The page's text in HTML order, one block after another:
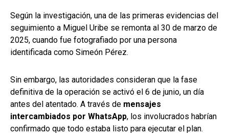
Según la investigación, una de las primeras evidencias del
seguimiento a Miguel Uribe se remonta al 30 de marzo de
2025, cuando fue fotografiado por una persona
identificada como Simeón Pérez.
Sin embargo, las autoridades consideran que la fase
definitiva de la operación se activó el 6 de junio, un día
antes del atentado. A través de mensajes
intercambiados por WhatsApp, los involucrados habrían
confirmado que todo estaba listo para ejecutar el plan.